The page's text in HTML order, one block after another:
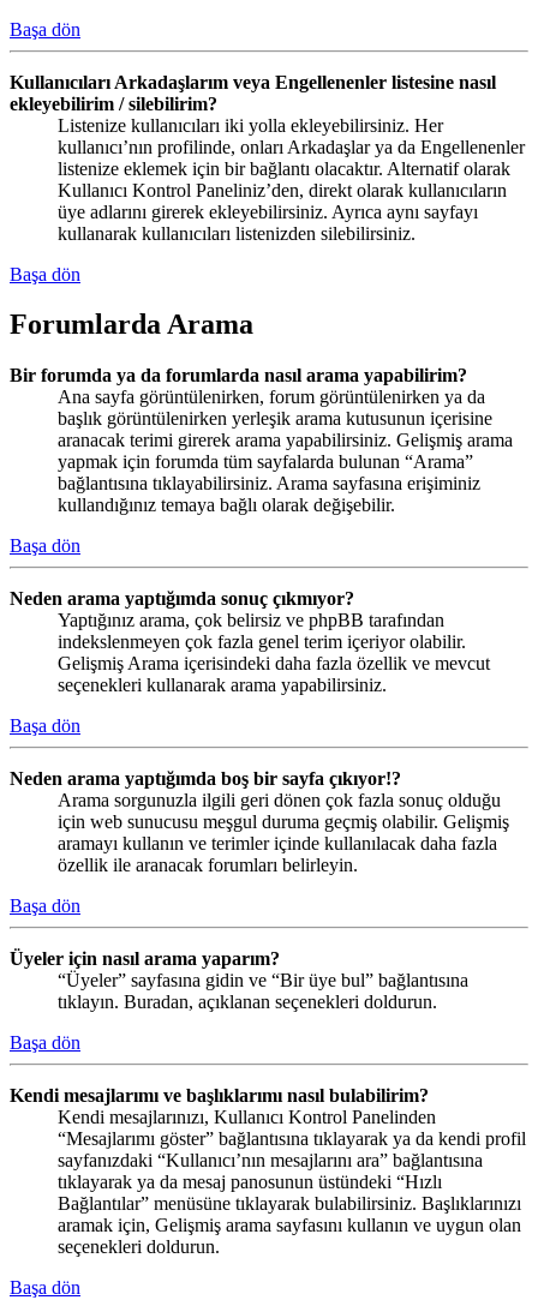
Başa dön
Kullanıcıları Arkadaşlarım veya Engellenenler listesine nasıl
ekleyebilirim / silebilirim?
Listenize kullanıcıları iki yolla ekleyebilirsiniz. Her
kullanıcı’nın profilinde, onları Arkadaşlar ya da Engellenenler
listenize eklemek için bir bağlantı olacaktır. Alternatif olarak
Kullanıcı Kontrol Paneliniz’den, direkt olarak kullanıcıların
üye adlarını girerek ekleyebilirsiniz. Ayrıca aynı sayfayı
kullanarak kullanıcıları listenizden silebilirsiniz.
Başa dön
Forumlarda Arama
Bir forumda ya da forumlarda nasıl arama yapabilirim?
Ana sayfa görüntülenirken, forum görüntülenirken ya da
başlık görüntülenirken yerleşik arama kutusunun içerisine
aranacak terimi girerek arama yapabilirsiniz. Gelişmiş arama
yapmak için forumda tüm sayfalarda bulunan “Arama”
bağlantısına tıklayabilirsiniz. Arama sayfasına erişiminiz
kullandığınız temaya bağlı olarak değişebilir.
Başa dön
Neden arama yaptığımda sonuç çıkmıyor?
Yaptığınız arama, çok belirsiz ve phpBB tarafından
indekslenmeyen çok fazla genel terim içeriyor olabilir.
Gelişmiş Arama içerisindeki daha fazla özellik ve mevcut
seçenekleri kullanarak arama yapabilirsiniz.
Başa dön
Neden arama yaptığımda boş bir sayfa çıkıyor!?
Arama sorgunuzla ilgili geri dönen çok fazla sonuç olduğu
için web sunucusu meşgul duruma geçmiş olabilir. Gelişmiş
aramayı kullanın ve terimler içinde kullanılacak daha fazla
özellik ile aranacak forumları belirleyin.
Başa dön
Üyeler için nasıl arama yaparım?
“Üyeler” sayfasına gidin ve “Bir üye bul” bağlantısına
tıklayın. Buradan, açıklanan seçenekleri doldurun.
Başa dön
Kendi mesajlarımı ve başlıklarımı nasıl bulabilirim?
Kendi mesajlarınızı, Kullanıcı Kontrol Panelinden
“Mesajlarımı göster” bağlantısına tıklayarak ya da kendi profil
sayfanızdaki “Kullanıcı’nın mesajlarını ara” bağlantısına
tıklayarak ya da mesaj panosunun üstündeki “Hızlı
Bağlantılar” menüsüne tıklayarak bulabilirsiniz. Başlıklarınızı
aramak için, Gelişmiş arama sayfasını kullanın ve uygun olan
seçenekleri doldurun.
Başa dön